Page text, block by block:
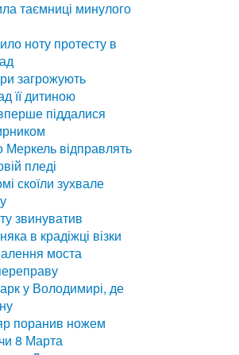
таємниці минулого
ноту протесту в
загрожують
її дитиною
піддалися
Меркель відправлять
пледі
скоїли зухвале
звинуватив
в крадіжці візки
моста
у Володимирі, де
поранив ножем
8 Марта